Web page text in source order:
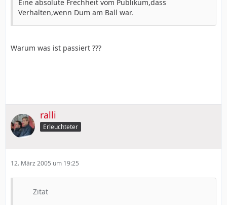
Eine absolute Frechheit vom Publikum,dass
Verhalten,wenn Dum am Ball war.
Warum was ist passiert ???
ralli
Erleuchteter
12. März 2005 um 19:25
Zitat